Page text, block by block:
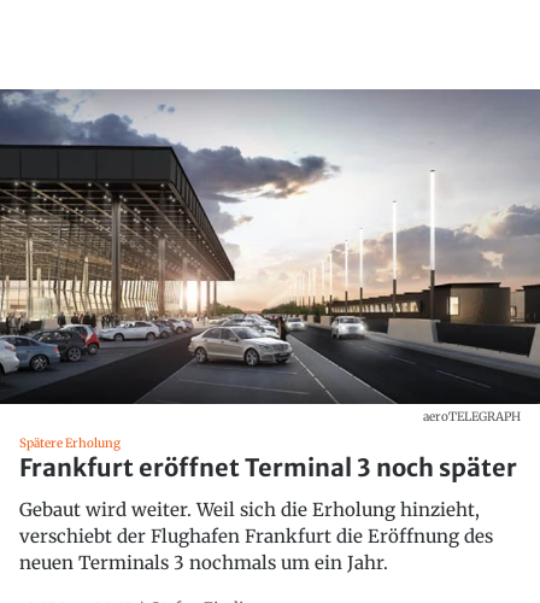
aeroTELEGRAPH
Spätere Erholung
Frankfurt eröffnet Terminal 3 noch später
Gebaut wird weiter. Weil sich die Erholung hinzieht,
verschiebt der Flughafen Frankfurt die Eröffnung des
neuen Terminals 3 nochmals um ein Jahr.